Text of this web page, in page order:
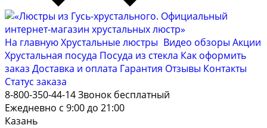
На главнуюХрустальные люстры Видео обзоры Акции
Хрустальная посуда Посуда из стекла Как оформить
заказ Доставка и оплата Гарантия Отзывы Контакты
Cтатус заказа
8-800-350-44-14Звонок бесплатный
Ежедневно с 9:00 до 21:00
Казань